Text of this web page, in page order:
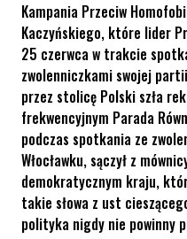
Kampania Przeciw
Kaczyńskiego, które lider
25 czerwca w trakcie
zwolenniczkami swojej
przez stolicę Polski szła
frekwencyjnym Parada
podczas spotkania ze
Włocławku, sączył z
demokratycznym kraju,
takie słowa z ust
polityka nigdy nie powinny